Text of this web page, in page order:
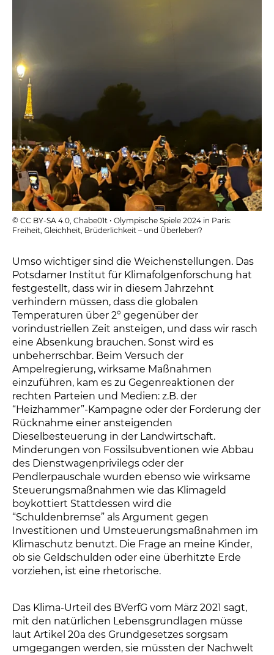
© CC BY-SA 4.0, Chabe01t • Olympische Spiele 2024 in Paris:
Freiheit, Gleichheit, Brüderlichkeit – und Überleben?
Umso wichtiger sind die Weichenstellungen. Das
Potsdamer Institut für Klimafolgenforschung hat
festgestellt, dass wir in diesem Jahrzehnt
verhindern müssen, dass die globalen
Temperaturen über 2° gegenüber der
vorindustriellen Zeit ansteigen, und dass wir rasch
eine Absenkung brauchen. Sonst wird es
unbeherrschbar. Beim Versuch der
Ampelregierung, wirksame Maßnahmen
einzuführen, kam es zu Gegenreaktionen der
rechten Parteien und Medien: z.B. der
“Heizhammer”-Kampagne oder der Forderung der
Rücknahme einer ansteigenden
Dieselbesteuerung in der Landwirtschaft.
Minderungen von Fossilsubventionen wie Abbau
des Dienstwagenprivilegs oder der
Pendlerpauschale wurden ebenso wie wirksame
Steuerungsmaßnahmen wie das Klimageld
boykottiert Stattdessen wird die
“Schuldenbremse” als Argument gegen
Investitionen und Umsteuerungsmaßnahmen im
Klimaschutz benutzt. Die Frage an meine Kinder,
ob sie Geldschulden oder eine überhitzte Erde
vorziehen, ist eine rhetorische.
Das Klima-Urteil des BVerfG vom März 2021 sagt,
mit den natürlichen Lebensgrundlagen müsse
laut Artikel 20a des Grundgesetzes sorgsam
umgegangen werden, sie müssten der Nachwelt